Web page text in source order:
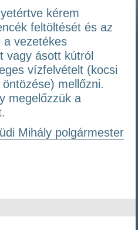
kérem
feltöltését és az
a vezetékes
vagy ásott kútról
vízfelvételt (kocsi
mellőzni.
megelőzzük a
Mihály polgármester